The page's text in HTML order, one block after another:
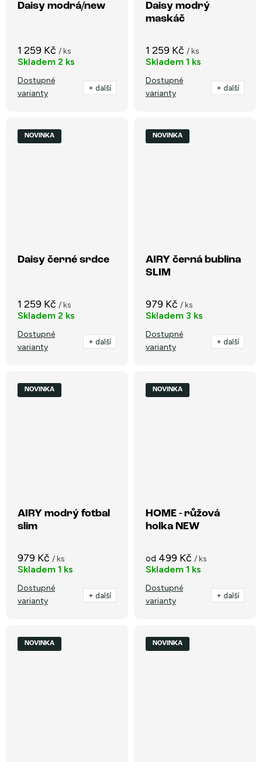
Daisy modrá/new
1 259 Kč / ks
Skladem 2 ks
Dostupné
varianty
+ další
Daisy modrý
maskáč
1 259 Kč / ks
Skladem 1 ks
Dostupné
varianty
+ další
NOVINKA
Daisy černé srdce
1 259 Kč / ks
Skladem 2 ks
Dostupné
varianty
+ další
NOVINKA
AIRY černá bublina
SLIM
979 Kč / ks
Skladem 3 ks
Dostupné
varianty
+ další
NOVINKA
AIRY modrý fotbal
slim
979 Kč / ks
Skladem 1 ks
Dostupné
varianty
+ další
NOVINKA
HOME - růžová
holka NEW
od 499 Kč / ks
Skladem 1 ks
Dostupné
varianty
+ další
NOVINKA NOVINKA